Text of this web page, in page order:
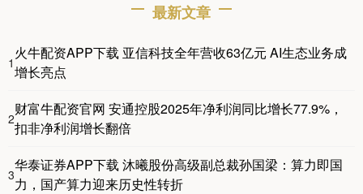
最新文章
1
火牛配资APP下载 亚信科技全年营收63亿元 AI生态业务成
增长亮点
2
财富牛配资官网 安通控股2025年净利润同比增长77.9%，
扣非净利润增长翻倍
3
华泰证券APP下载 沐曦股份高级副总裁孙国梁：算力即国
力，国产算力迎来历史性转折